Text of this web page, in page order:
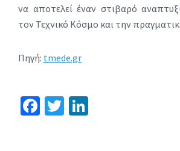
να αποτελεί έναν στιβαρό
τον Τεχνικό Κόσμο και την
Πηγή: tmede.gr
Fa T